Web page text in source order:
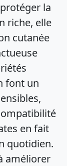
la
riche, elle
cutanée
font un
en fait
quotidien.
améliorer